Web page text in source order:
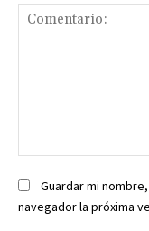
Guardar mi
navegador la próxima